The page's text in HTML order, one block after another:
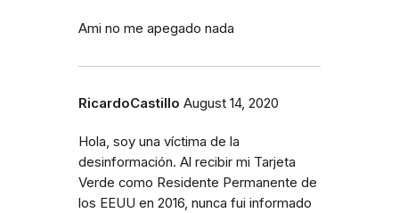
Ami no me apegado nada
RicardoCastillo August 14, 2020
Hola, soy una víctima de la
desinformación. Al recibir mi Tarjeta
Verde como Residente Permanente de
los EEUU en 2016, nunca fui informado